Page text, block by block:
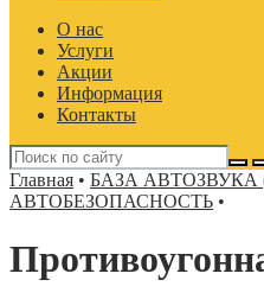
О нас
Услуги
Акции
Информация
Контакты
Главная • БАЗА АВТОЗВУКА
АВТОБЕЗОПАСНОСТЬ •